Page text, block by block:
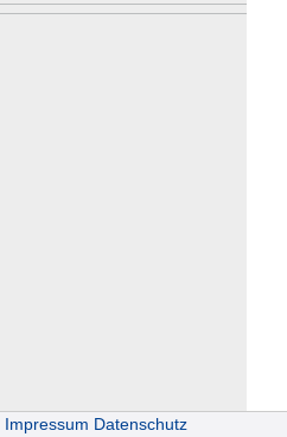
Impressum Datenschutz